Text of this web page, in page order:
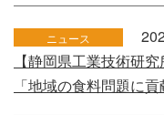
ニュース
【静岡県工業技術研
「地域の食料問題に